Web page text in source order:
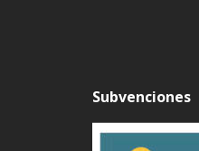
Subvenciones